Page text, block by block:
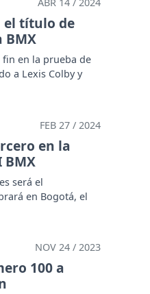
el título de
BMX
en la prueba de
a Lexis Colby y
FEB 27 / 2024
en la
BMX
será el
en Bogotá, el
NOV 24 / 2023
100 a